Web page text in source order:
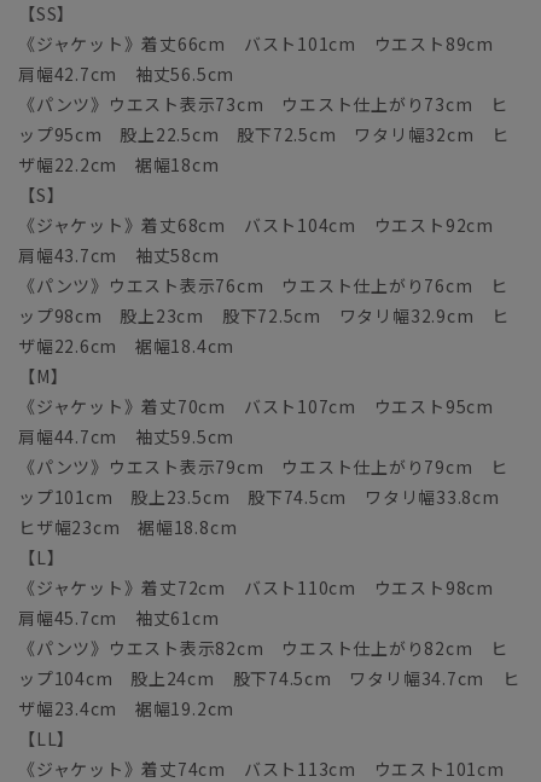
【SS】
《ジャケット》着丈66cm バスト101cm ウエスト89cm
肩幅42.7cm 袖丈56.5cm
《パンツ》ウエスト表示73cm ウエスト仕上がり73cm ヒ
ップ95cm 股上22.5cm 股下72.5cm ワタリ幅32cm ヒ
ザ幅22.2cm 裾幅18cm
【S】
《ジャケット》着丈68cm バスト104cm ウエスト92cm
肩幅43.7cm 袖丈58cm
《パンツ》ウエスト表示76cm ウエスト仕上がり76cm ヒ
ップ98cm 股上23cm 股下72.5cm ワタリ幅32.9cm ヒ
ザ幅22.6cm 裾幅18.4cm
【M】
《ジャケット》着丈70cm バスト107cm ウエスト95cm
肩幅44.7cm 袖丈59.5cm
《パンツ》ウエスト表示79cm ウエスト仕上がり79cm ヒ
ップ101cm 股上23.5cm 股下74.5cm ワタリ幅33.8cm
ヒザ幅23cm 裾幅18.8cm
【L】
《ジャケット》着丈72cm バスト110cm ウエスト98cm
肩幅45.7cm 袖丈61cm
《パンツ》ウエスト表示82cm ウエスト仕上がり82cm ヒ
ップ104cm 股上24cm 股下74.5cm ワタリ幅34.7cm ヒ
ザ幅23.4cm 裾幅19.2cm
【LL】
《ジャケット》着丈74cm バスト113cm ウエスト101cm